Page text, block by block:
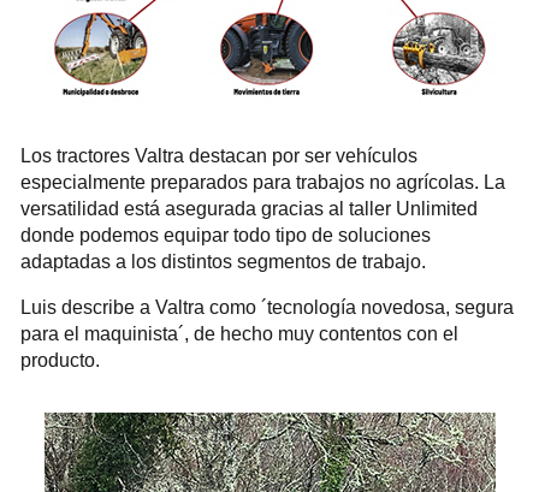
Los tractores Valtra destacan por ser vehículos
especialmente preparados para trabajos no agrícolas. La
versatilidad está asegurada gracias al taller Unlimited
donde podemos equipar todo tipo de soluciones
adaptadas a los distintos segmentos de trabajo.
Luis describe a Valtra como ´tecnología novedosa, segura
para el maquinista´, de hecho muy contentos con el
producto.